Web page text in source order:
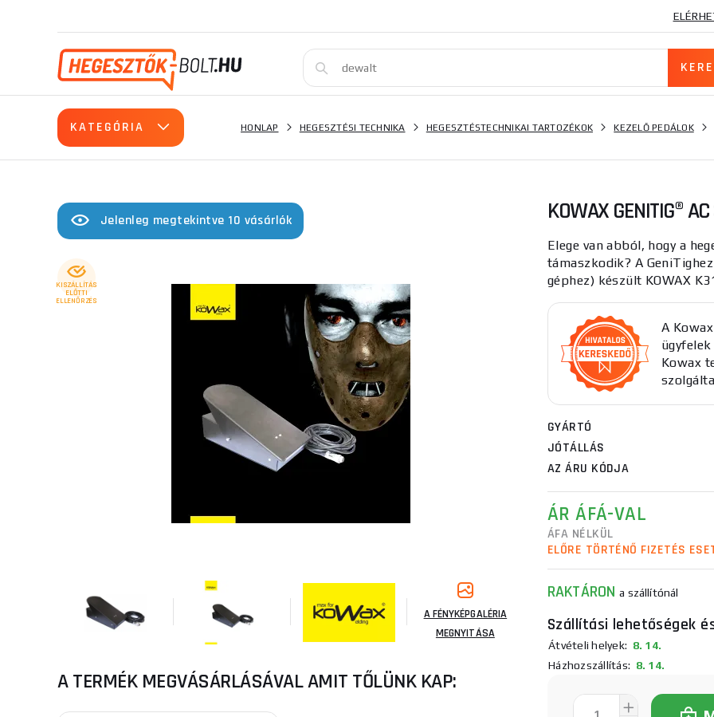
KATEGÓRIA HONLAP HEGESZTÉSI TECHNIKA HEGESZTÉSTECHNIKAI TARTOZÉKOK KEZELŐ PEDÁLOK
Jelenleg megtekintve 10 vásárlók
KISZÁLLÍTÁS
ELŐTTI
ELLENŐRZÉS
A FÉNYKÉPGALÉRIA
MEGNYITÁSA
A TERMÉK MEGVÁSÁRLÁSÁVAL AMIT TŐLÜNK KAP:
KOWAX GENITIG®
Elege van abból, hogy a
támaszkodik? A
géphez) készült KOWAX
A
Kowax
GYÁRTÓ
JÓTÁLLÁS
AZ ÁRU KÓDJA
ÁR ÁFÁ-VAL
ÁFA NÉLKÜL
ELŐRE TÖRTÉNŐ FIZETÉS
RAKTÁRONa szállítónál
Szállítási lehetőségek
Átvételi helyek: 8. 14.
Házhozszállítás: 8. 14.